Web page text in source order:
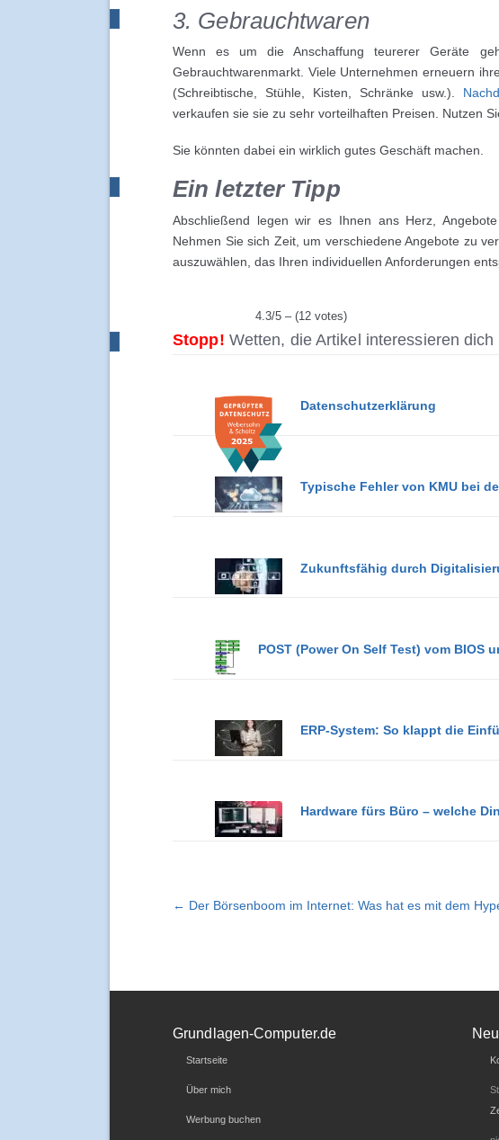
3. Gebrauchtwaren
Wenn es um die Anschaffung teurerer Geräte
Gebrauchtwarenmarkt. Viele Unternehmen erneuern
(Schreibtische, Stühle, Kisten, Schränke usw.).
verkaufen sie sie zu sehr vorteilhaften Preisen. Nutzen
Sie könnten dabei ein wirklich gutes Geschäft machen.
Ein letzter Tipp
Abschließend legen wir es Ihnen ans Herz,
Nehmen Sie sich Zeit, um verschiedene Angebote zu
auszuwählen, das Ihren individuellen Anforderungen
4.3/5 – (12 votes)
Stopp! Wetten, die Artikel interessieren dich
Datenschutzerklärung
Typische Fehler von KMU bei
Zukunftsfähig durch
POST (Power On Self Test) vom BIOS
ERP-System: So klappt die
Hardware fürs Büro – welche
← Der Börsenboom im Internet: Was hat es mit dem
Grundlagen-Computer.de
Startseite
Über mich
Werbung buchen